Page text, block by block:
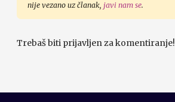
nije vezano uz članak, javi nam se.
Trebaš biti prijavljen za komentiranje!